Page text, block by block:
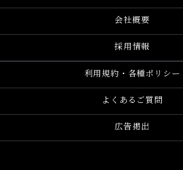
会社概要
採用情報
利用規約・各種ポリシー
よくあるご質問
広告掲出